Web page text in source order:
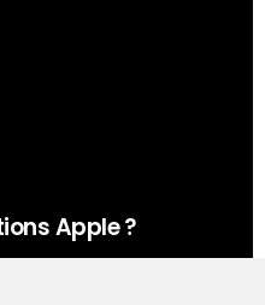
Apple ?